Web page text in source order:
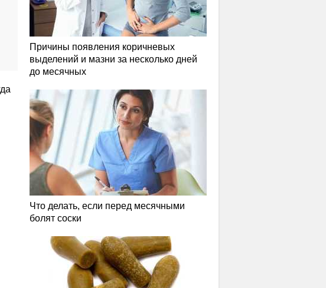
Причины появления коричневых
выделений и мазни за несколько дней
до месячных
Что делать, если перед месячными
болят соски